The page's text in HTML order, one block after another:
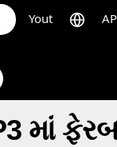
Yout
માં